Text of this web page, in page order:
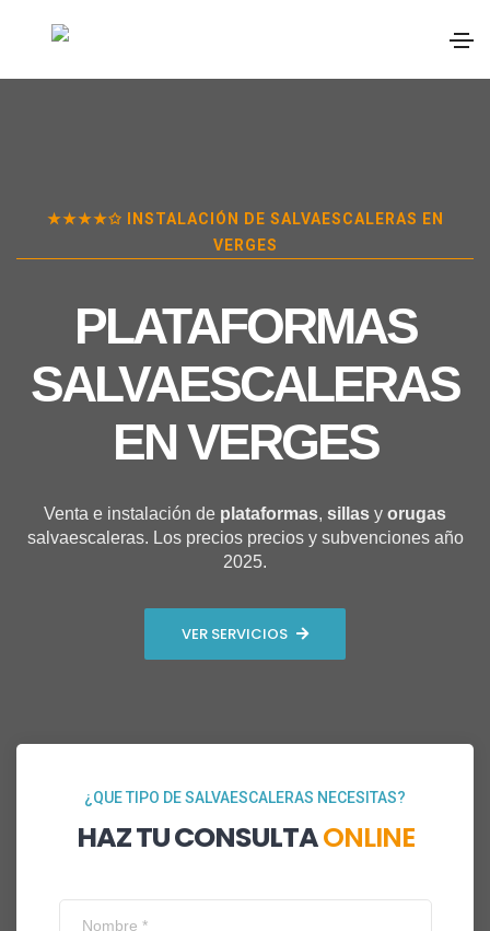
★★★★✩ INSTALACIÓN DE SALVAESCALERAS EN
VERGES
PLATAFORMAS
SALVAESCALERAS
ENVERGES
Venta e instalación de plataformas, sillas y orugas
salvaescaleras. Los precios precios y subvenciones año
2025.
VER SERVICIOS
¿QUE TIPO DE SALVAESCALERAS NECESITAS?
HAZ TU CONSULTAONLINE